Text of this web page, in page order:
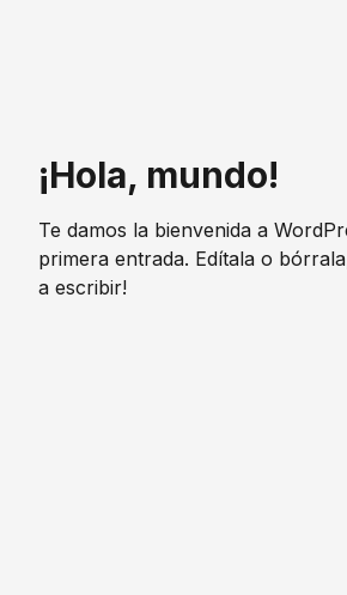
¡Hola, mundo!
Te damos la bienvenida a
primera entrada. Edítala o
a escribir!